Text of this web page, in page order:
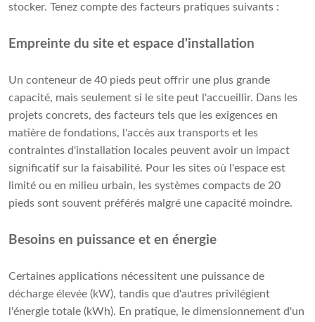
stocker. Tenez compte des facteurs pratiques suivants :
Empreinte du site et espace d'installation
Un conteneur de 40 pieds peut offrir une plus grande
capacité, mais seulement si le site peut l'accueillir. Dans les
projets concrets, des facteurs tels que les exigences en
matière de fondations, l'accès aux transports et les
contraintes d'installation locales peuvent avoir un impact
significatif sur la faisabilité. Pour les sites où l'espace est
limité ou en milieu urbain, les systèmes compacts de 20
pieds sont souvent préférés malgré une capacité moindre.
Besoins en puissance et en énergie
Certaines applications nécessitent une puissance de
décharge élevée (kW), tandis que d'autres privilégient
l'énergie totale (kWh). En pratique, le dimensionnement d'un